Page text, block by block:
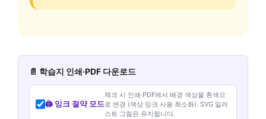
📄 학습지 인쇄·PDF 다운로드
🖨️ 잉크 절약 모드
체크 시 인쇄·PDF에서 배경 색상을 흰색으
로 변경 (색상 잉크 사용 최소화). SVG 일러
스트 그림은 유지됩니다.